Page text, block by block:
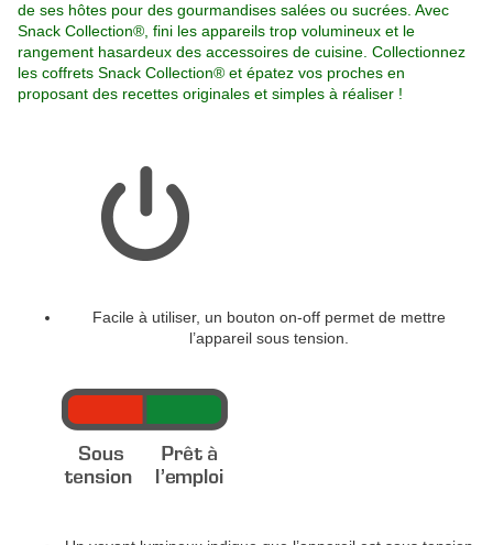
de ses hôtes pour des gourmandises salées ou sucrées. Avec
Snack Collection®, fini les appareils trop volumineux et le
rangement hasardeux des accessoires de cuisine. Collectionnez
les coffrets Snack Collection® et épatez vos proches en
proposant des recettes originales et simples à réaliser !
Facile à utiliser, un bouton on-off permet de mettre
l’appareil sous tension.